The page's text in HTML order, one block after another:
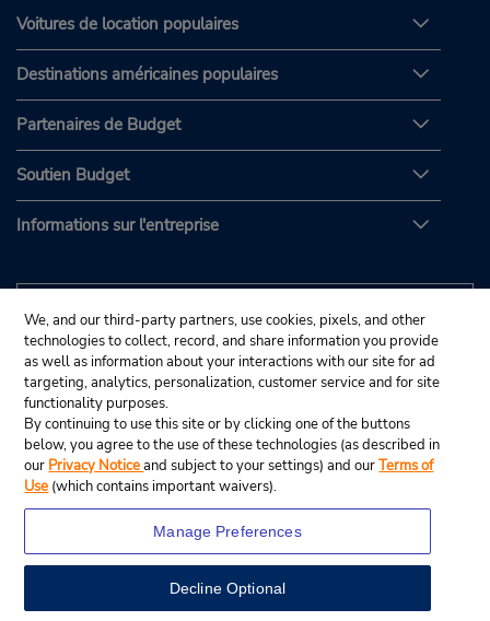
Voitures de location populaires
Destinations américaines populaires
Partenaires de Budget
Soutien Budget
Informations sur l'entreprise
We, and our third-party partners, use cookies, pixels, and other
technologies to collect, record, and share information you provide
as well as information about your interactions with our site for ad
targeting, analytics, personalization, customer service and for site
functionality purposes.
By continuing to use this site or by clicking one of the buttons
below, you agree to the use of these technologies (as described in
our Privacy Noticeand subject to your settings) and ourTerms of
Use (which contains important waivers).
Manage Preferences
Decline Optional